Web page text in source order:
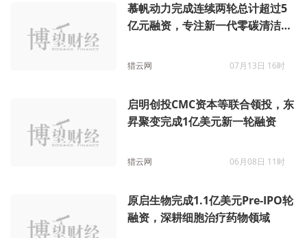
慕帆动力完成连续两轮总计超过5
亿元融资，专注新一代零碳清洁发
猎云网 07月13日 16时
启明创投CMC资本等联合领投，东
昇聚变完成1亿美元新一轮融资
猎云网 06月08日 11时
原启生物完成1.1亿美元Pre-IPO轮
融资，深耕细胞治疗药物领域